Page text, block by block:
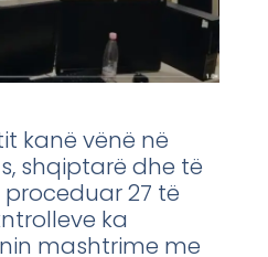
kanë vënë në
shqiptarë dhe të
27 të
ka
mashtrime me